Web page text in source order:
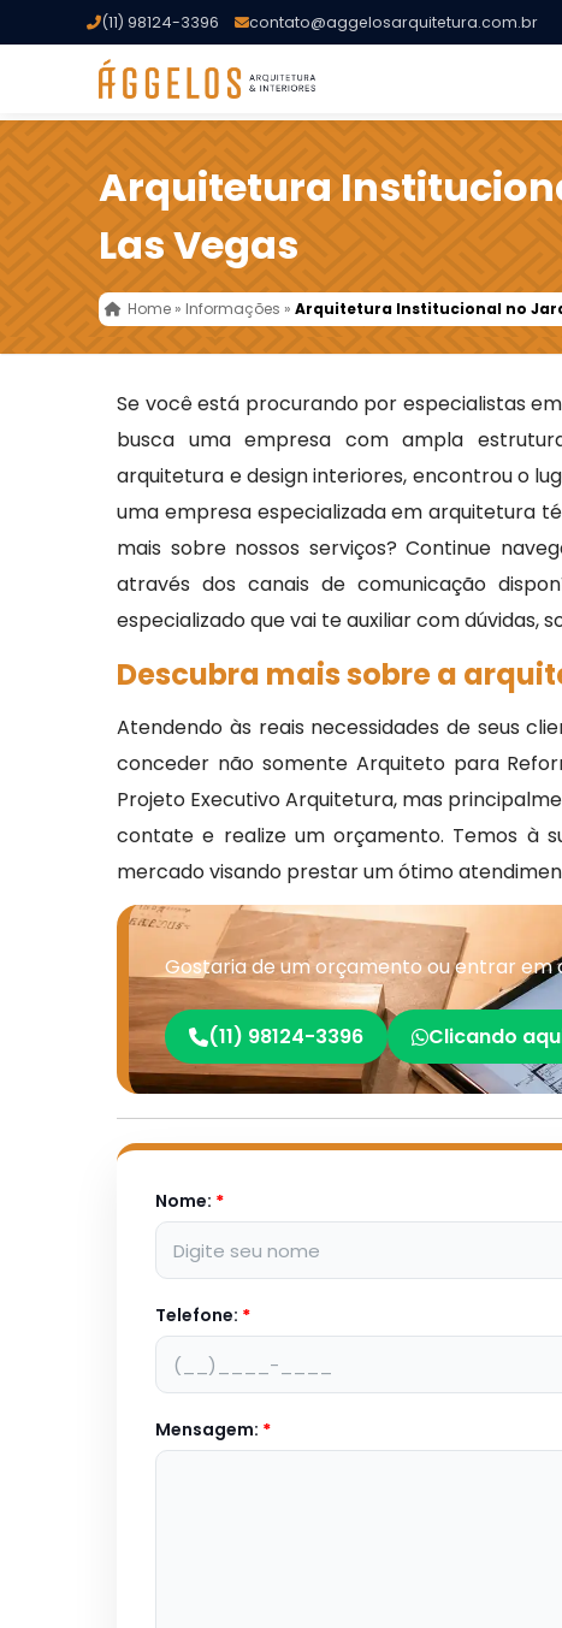
(11) 98124-3396 contato@aggelosarquitetura.com.br
Arquitetura
Las Vegas
Home » Informações »Arquitetura Institucional no
Se você está procurando por especialistas em
busca uma empresa com ampla
arquitetura e design interiores, encontrou o
uma empresa especializada em arquitetura
mais sobre nossos serviços? Continue
através dos canais de comunicação
especializado que vai te auxiliar com dúvidas,
Descubra mais sobre a
Atendendo às reais necessidades de seus
conceder não somente Arquiteto para
Projeto Executivo Arquitetura, mas
contate e realize um orçamento. Temos à
mercado visando prestar um ótimo
Gostaria de um orçamento ou entrar
(11) 98124-3396 Clicando
Nome: *
Telefone: *
Mensagem: *